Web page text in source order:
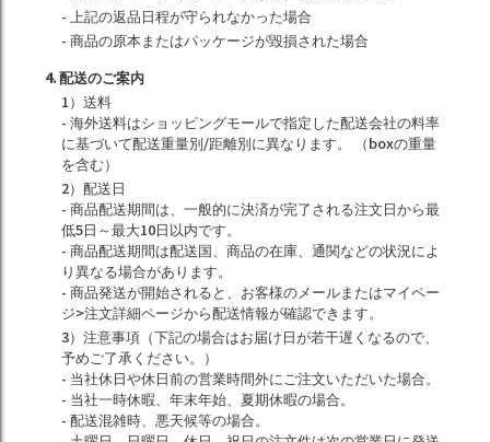
- 上記の返品日程が守られなかった場合
- 商品の原本またはパッケージが毀損された場合
4. 配送のご案内
1）送料
- 海外送料はショッピングモールで指定した配送会社の料率
に基づいて配送重量別/距離別に異なります。 （boxの重量
を含む）
2）配送日
- 商品配送期間は、一般的に決済が完了される注文日から最
低5日～最大10日以内です。
- 商品配送期間は配送国、商品の在庫、通関などの状況によ
り異なる場合があります。
- 商品発送が開始されると、お客様のメールまたはマイペー
ジ>注文詳細ページから配送情報が確認できます。
3）注意事項（下記の場合はお届け日が若干遅くなるので、
予めご了承ください。）
- 当社休日や休日前の営業時間外にご注文いただいた場合。
- 当社一時休暇、年末年始、夏期休暇の場合。
- 配送混雑時、悪天候等の場合。